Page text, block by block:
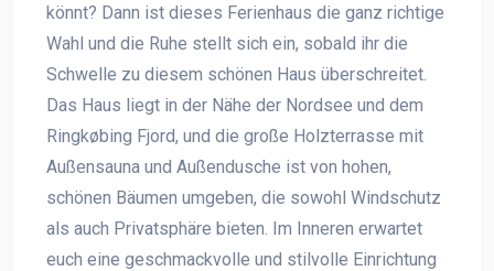
könnt? Dann ist dieses Ferienhaus die ganz richtige
Wahl und die Ruhe stellt sich ein, sobald ihr die
Schwelle zu diesem schönen Haus überschreitet.
Das Haus liegt in der Nähe der Nordsee und dem
Ringkøbing Fjord, und die große Holzterrasse mit
Außensauna und Außendusche ist von hohen,
schönen Bäumen umgeben, die sowohl Windschutz
als auch Privatsphäre bieten. Im Inneren erwartet
euch eine geschmackvolle und stilvolle Einrichtung